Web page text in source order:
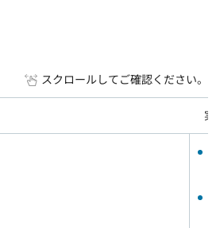
スクロールしてご確認ください。
実